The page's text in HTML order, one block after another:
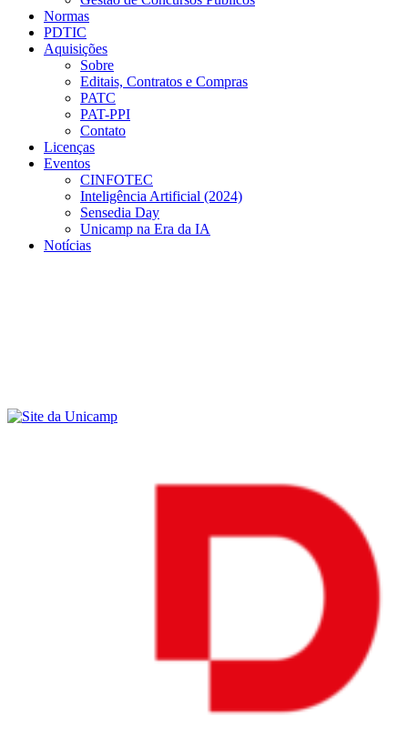
Normas
PDTIC
Aquisições
Sobre
Editais, Contratos e Compras
PATC
PAT-PPI
Contato
Licenças
Eventos
CINFOTEC
Inteligência Artificial (2024)
Sensedia Day
Unicamp na Era da IA
Notícias